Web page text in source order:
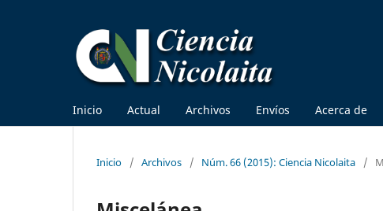
Inicio Actual Archivos Envíos Acerca de
Inicio / Archivos / Núm. 66 (2015): Ciencia Nicolaita /